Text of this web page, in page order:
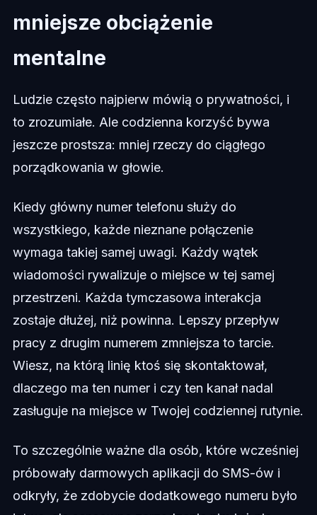
mniejsze obciążenie
mentalne
Ludzie często najpierw mówią o prywatności, i
to zrozumiałe. Ale codzienna korzyść bywa
jeszcze prostsza: mniej rzeczy do ciągłego
porządkowania w głowie.
Kiedy główny numer telefonu służy do
wszystkiego, każde nieznane połączenie
wymaga takiej samej uwagi. Każdy wątek
wiadomości rywalizuje o miejsce w tej samej
przestrzeni. Każda tymczasowa interakcja
zostaje dłużej, niż powinna. Lepszy przepływ
pracy z drugim numerem zmniejsza to tarcie.
Wiesz, na którą linię ktoś się skontaktował,
dlaczego ma ten numer i czy ten kanał nadal
zasługuje na miejsce w Twojej codziennej rutynie.
To szczególnie ważne dla osób, które wcześniej
próbowały darmowych aplikacji do SMS-ów i
odkryły, że zdobycie dodatkowego numeru było